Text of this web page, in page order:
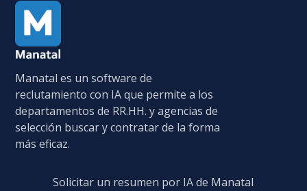
Manatal es un software de
reclutamiento con IA que permite a los
departamentos de RR.HH. y agencias de
selección buscar y contratar de la forma
más eficaz.
Solicitar un resumen por IA de Manatal